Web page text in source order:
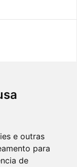
e outras
para
de